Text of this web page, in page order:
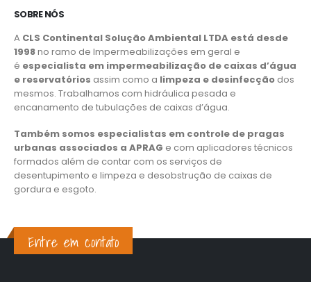
SOBRE NÓS
A CLS Continental Solução Ambiental LTDA está desde
1998no ramo de Impermeabilizações em geral e
é especialista em impermeabilização de caixas d’água
e reservatórios assim como a limpeza e desinfecção dos
mesmos. Trabalhamos com hidráulica pesada e
encanamento de tubulações de caixas d’água.
Também somos especialistas em controle de pragas
urbanas associados a APRAG e com aplicadores técnicos
formados além de contar com os serviços de
desentupimento e limpeza e desobstrução de caixas de
gordura e esgoto.
Entre em contato